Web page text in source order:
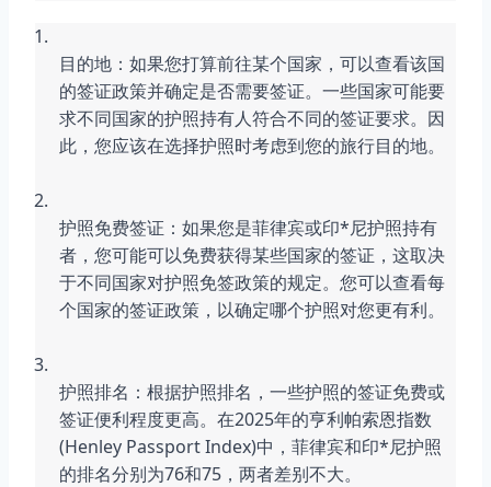
目的地：如果您打算前往某个国家，可以查看该国
的签证政策并确定是否需要签证。一些国家可能要
求不同国家的护照持有人符合不同的签证要求。因
此，您应该在选择护照时考虑到您的旅行目的地。
护照免费签证：如果您是菲律宾或印*尼护照持有
者，您可能可以免费获得某些国家的签证，这取决
于不同国家对护照免签政策的规定。您可以查看每
个国家的签证政策，以确定哪个护照对您更有利。
护照排名：根据护照排名，一些护照的签证免费或
签证便利程度更高。在2025年的亨利帕索恩指数
(Henley Passport Index)中，菲律宾和印*尼护照
的排名分别为76和75，两者差别不大。